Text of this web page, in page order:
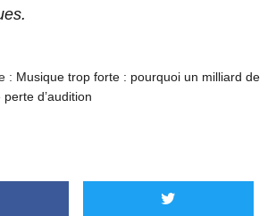
: Musique trop forte : pourquoi un milliard de
d’audition